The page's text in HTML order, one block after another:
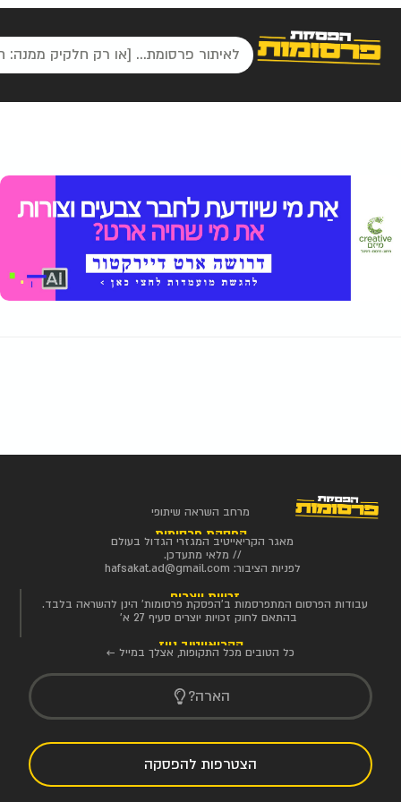
מרחב השראה שיתופי
הפסקת פרסומות
מאגר הקריאייטיב המגזרי הגדול בעולם
// מלאי מתעדכן.
לפניות הציבור: hafsakat.ad@gmail.com
זכויות יוצרים
עבודות הפרסום המתפרסמות ב'הפסקת פרסומות' הינן להשראה בלבד.
בהתאם לחוק זכויות יוצרים סעיף 27 א'
הקריאייטיב ניוז
כל הטובים מכל התקופות, אצלך במייל ←
הארה?
הצטרפות להפסקה